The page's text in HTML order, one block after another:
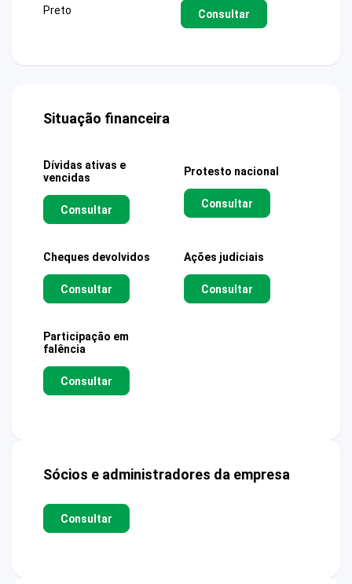
Preto
Consultar
Situação financeira
Dívidas ativas e
vencidas
Consultar
Protesto nacional
Consultar
Cheques devolvidos
Consultar
Ações judiciais
Consultar
Participação em
falência
Consultar
Sócios e administradores da empresa
Consultar